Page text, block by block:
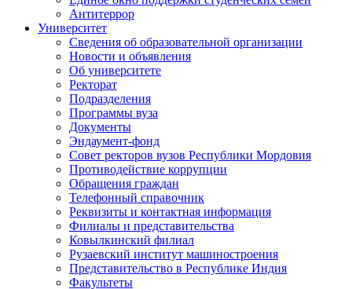
Антитеррор
Университет
Сведения об образовательной организации
Новости и объявления
Об университете
Ректорат
Подразделения
Программы вуза
Документы
Эндаумент-фонд
Совет ректоров вузов Республики Мордовия
Противодействие коррупции
Обращения граждан
Телефонный справочник
Реквизиты и контактная информация
Филиалы и представительства
Ковылкинский филиал
Рузаевский институт машиностроения
Представительство в Республике Индия
Факультеты